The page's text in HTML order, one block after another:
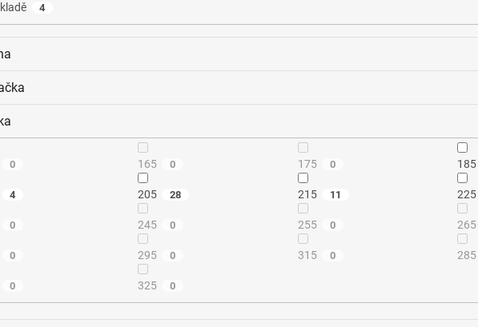
4
0 165 0 175 0 185
4 205 28 215 11 225
0 245 0 255 0 265
0 295 0 315 0 285
0 325 0